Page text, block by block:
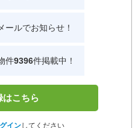
ールでお知らせ！
件9396件掲載中！
はこちら
インしてください